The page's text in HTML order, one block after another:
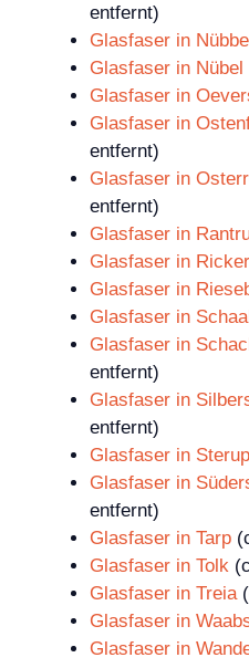
entfernt)
Glasfaser in
Glasfaser in Nübel
Glasfaser in
Glasfaser in
entfernt)
Glasfaser in
entfernt)
Glasfaser in
Glasfaser in
Glasfaser in
Glasfaser in
Glasfaser in
entfernt)
Glasfaser in
entfernt)
Glasfaser in Sterup
Glasfaser in
entfernt)
Glasfaser in Tarp
Glasfaser in Tolk
Glasfaser in Treia
Glasfaser in
Glasfaser in